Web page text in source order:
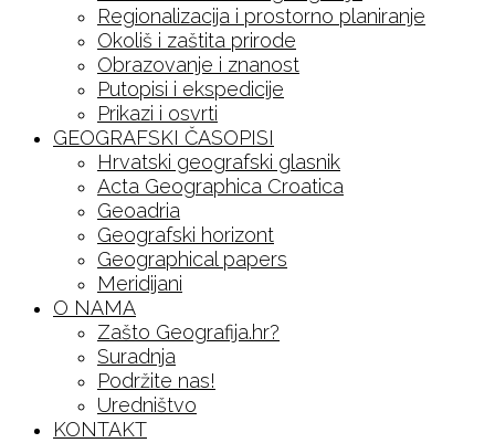
Regionalizacija i prostorno planiranje
Okoliš i zaštita prirode
Obrazovanje i znanost
Putopisi i ekspedicije
Prikazi i osvrti
GEOGRAFSKI ČASOPISI
Hrvatski geografski glasnik
Acta Geographica Croatica
Geoadria
Geografski horizont
Geographical papers
Meridijani
O NAMA
Zašto Geografija.hr?
Suradnja
Podržite nas!
Uredništvo
KONTAKT